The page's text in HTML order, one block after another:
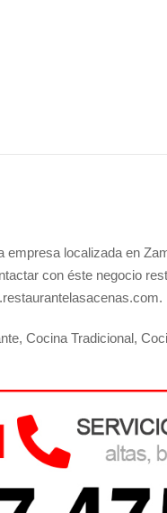
empresa localizada en
con éste negocio
Cocina Tradicional,